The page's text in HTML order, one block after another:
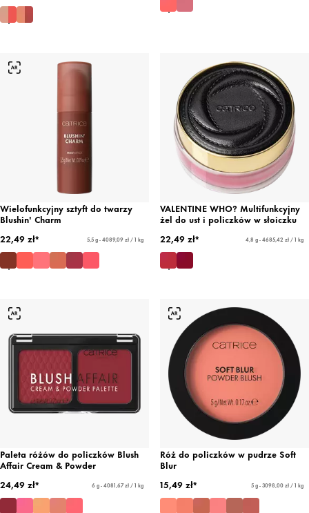
Wielofunkcyjny sztyft do twarzy
Blushin' Charm
22,49 zł*
5,5 g - 4089,09 zł / 1 kg
VALENTINE WHO? Multifunkcyjny
żel do ust i policzków w słoiczku
22,49 zł*
4,8 g - 4685,42 zł / 1 kg
Paleta różów do policzków Blush
Affair Cream & Powder
24,49 zł*
6 g - 4081,67 zł / 1 kg
Róż do policzków w pudrze Soft
Blur
15,49 zł*
5 g - 3098,00 zł / 1 kg